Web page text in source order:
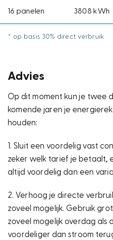
16 panelen 3808 kWh
* op basis 30% direct verbruik
Advies
Op dit moment kun je twee
komende jaren je
houden:
1. Sluit een voordelig vast
zeker welk tarief je betaalt,
altijd voordelig dan een
2. Verhoog je directe
zoveel mogelijk. Gebruik
zoveel mogelijk overdag als
voordeliger dan stroom